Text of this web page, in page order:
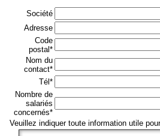
Société
Adresse
Code
postal*
Nom du
contact*
Tél*
Nombre de
salariés
concernés*
Veuillez indiquer toute information utile